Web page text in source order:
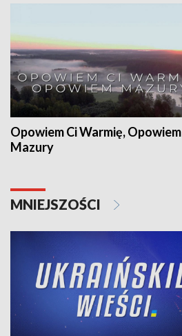
Opowiem Ci Warmię, Opowiem
Mazury
MNIEJSZOŚCI